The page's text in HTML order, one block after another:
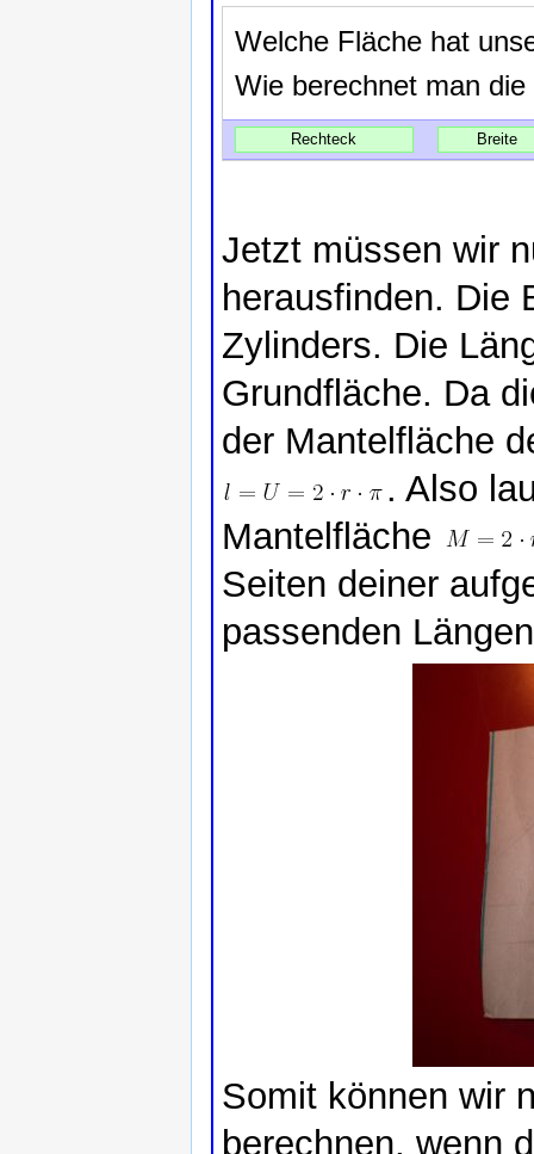
Welche Fläche hat
Wie berechnet man
Rechteck Breite
Jetzt müssen wir
herausfinden. Die
Zylinders. Die
Grundfläche. Da
der Mantelfläche
. Also
Mantelfläche
Seiten deiner
passenden
Somit können wir
berechnen, wenn